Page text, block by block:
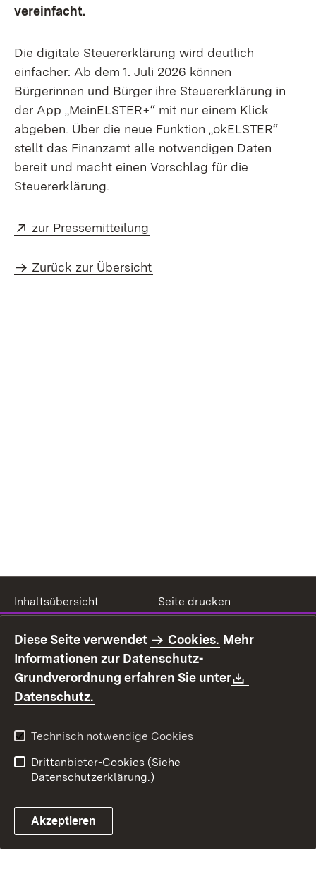
vereinfacht.
Die digitale Steuererklärung wird deutlich
einfacher: Ab dem 1. Juli 2026 können
Bürgerinnen und Bürger ihre Steuererklärung in
der App „MeinELSTER+“ mit nur einem Klick
abgeben. Über die neue Funktion „okELSTER“
stellt das Finanzamt alle notwendigen Daten
bereit und macht einen Vorschlag für die
Steuererklärung.
Extern:
zur Pressemitteilung
Zurück zur Übersicht
Inhaltsübersicht
Seite drucken
Benutzungshinweise
Erklärung zur
Barrierefreiheit
Kontakt
Fehlerhaften Link melden
Diese Seite verwendet Cookies. Mehr
Informationen zur Datenschutz-
Grundverordnung erfahren Sie unter
Datenschutz.
Technisch notwendige Cookies
Drittanbieter-Cookies (Siehe
Datenschutzerklärung.)
Akzeptieren